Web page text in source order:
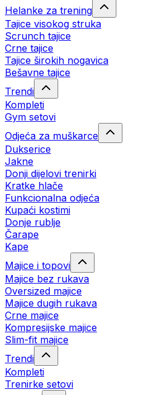
Helanke za trening
Tajice visokog struka
Scrunch tajice
Crne tajice
Tajice širokih nogavica
Bešavne tajice
Trendi
Kompleti
Gym setovi
Odjeća za muškarce
Dukserice
Jakne
Donji dijelovi trenirki
Kratke hlače
Funkcionalna odjeća
Kupaći kostimi
Donje rublje
Čarape
Kape
Majice i topovi
Majice bez rukava
Oversized majice
Majice dugih rukava
Crne majice
Kompresijske majice
Slim-fit majice
Trendi
Kompleti
Trenirke setovi